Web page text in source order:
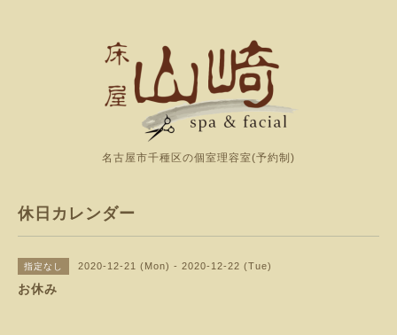
名古屋市千種区の個室理容室(予約制)
休日カレンダー
指定なし 2020-12-21 (Mon) - 2020-12-22 (Tue)
お休み